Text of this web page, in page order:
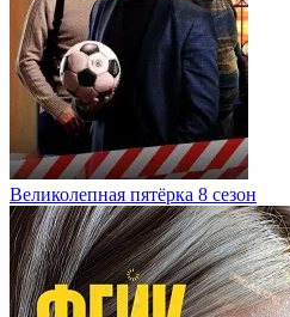
Великолепная пятёрка 8 сезон